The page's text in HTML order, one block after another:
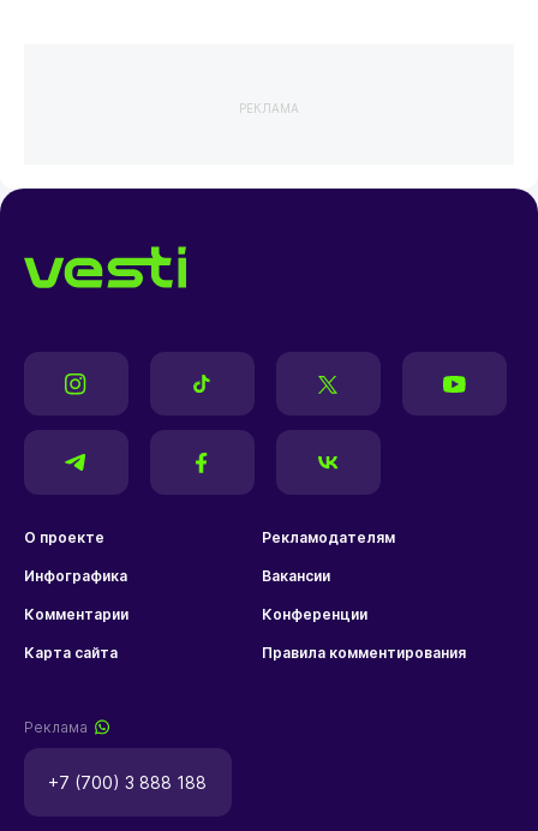
РЕКЛАМА
О проекте Рекламодателям
Инфографика Вакансии
Комментарии Конференции
Карта сайта Правила комментирования
Реклама
+7 (700) 3 888 188